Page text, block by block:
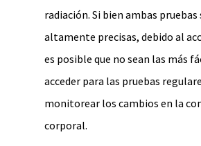
radiación. Si bien ambas pruebas
altamente precisas, debido al
es posible que no sean las más
acceder para las pruebas
monitorear los cambios en la
corporal.